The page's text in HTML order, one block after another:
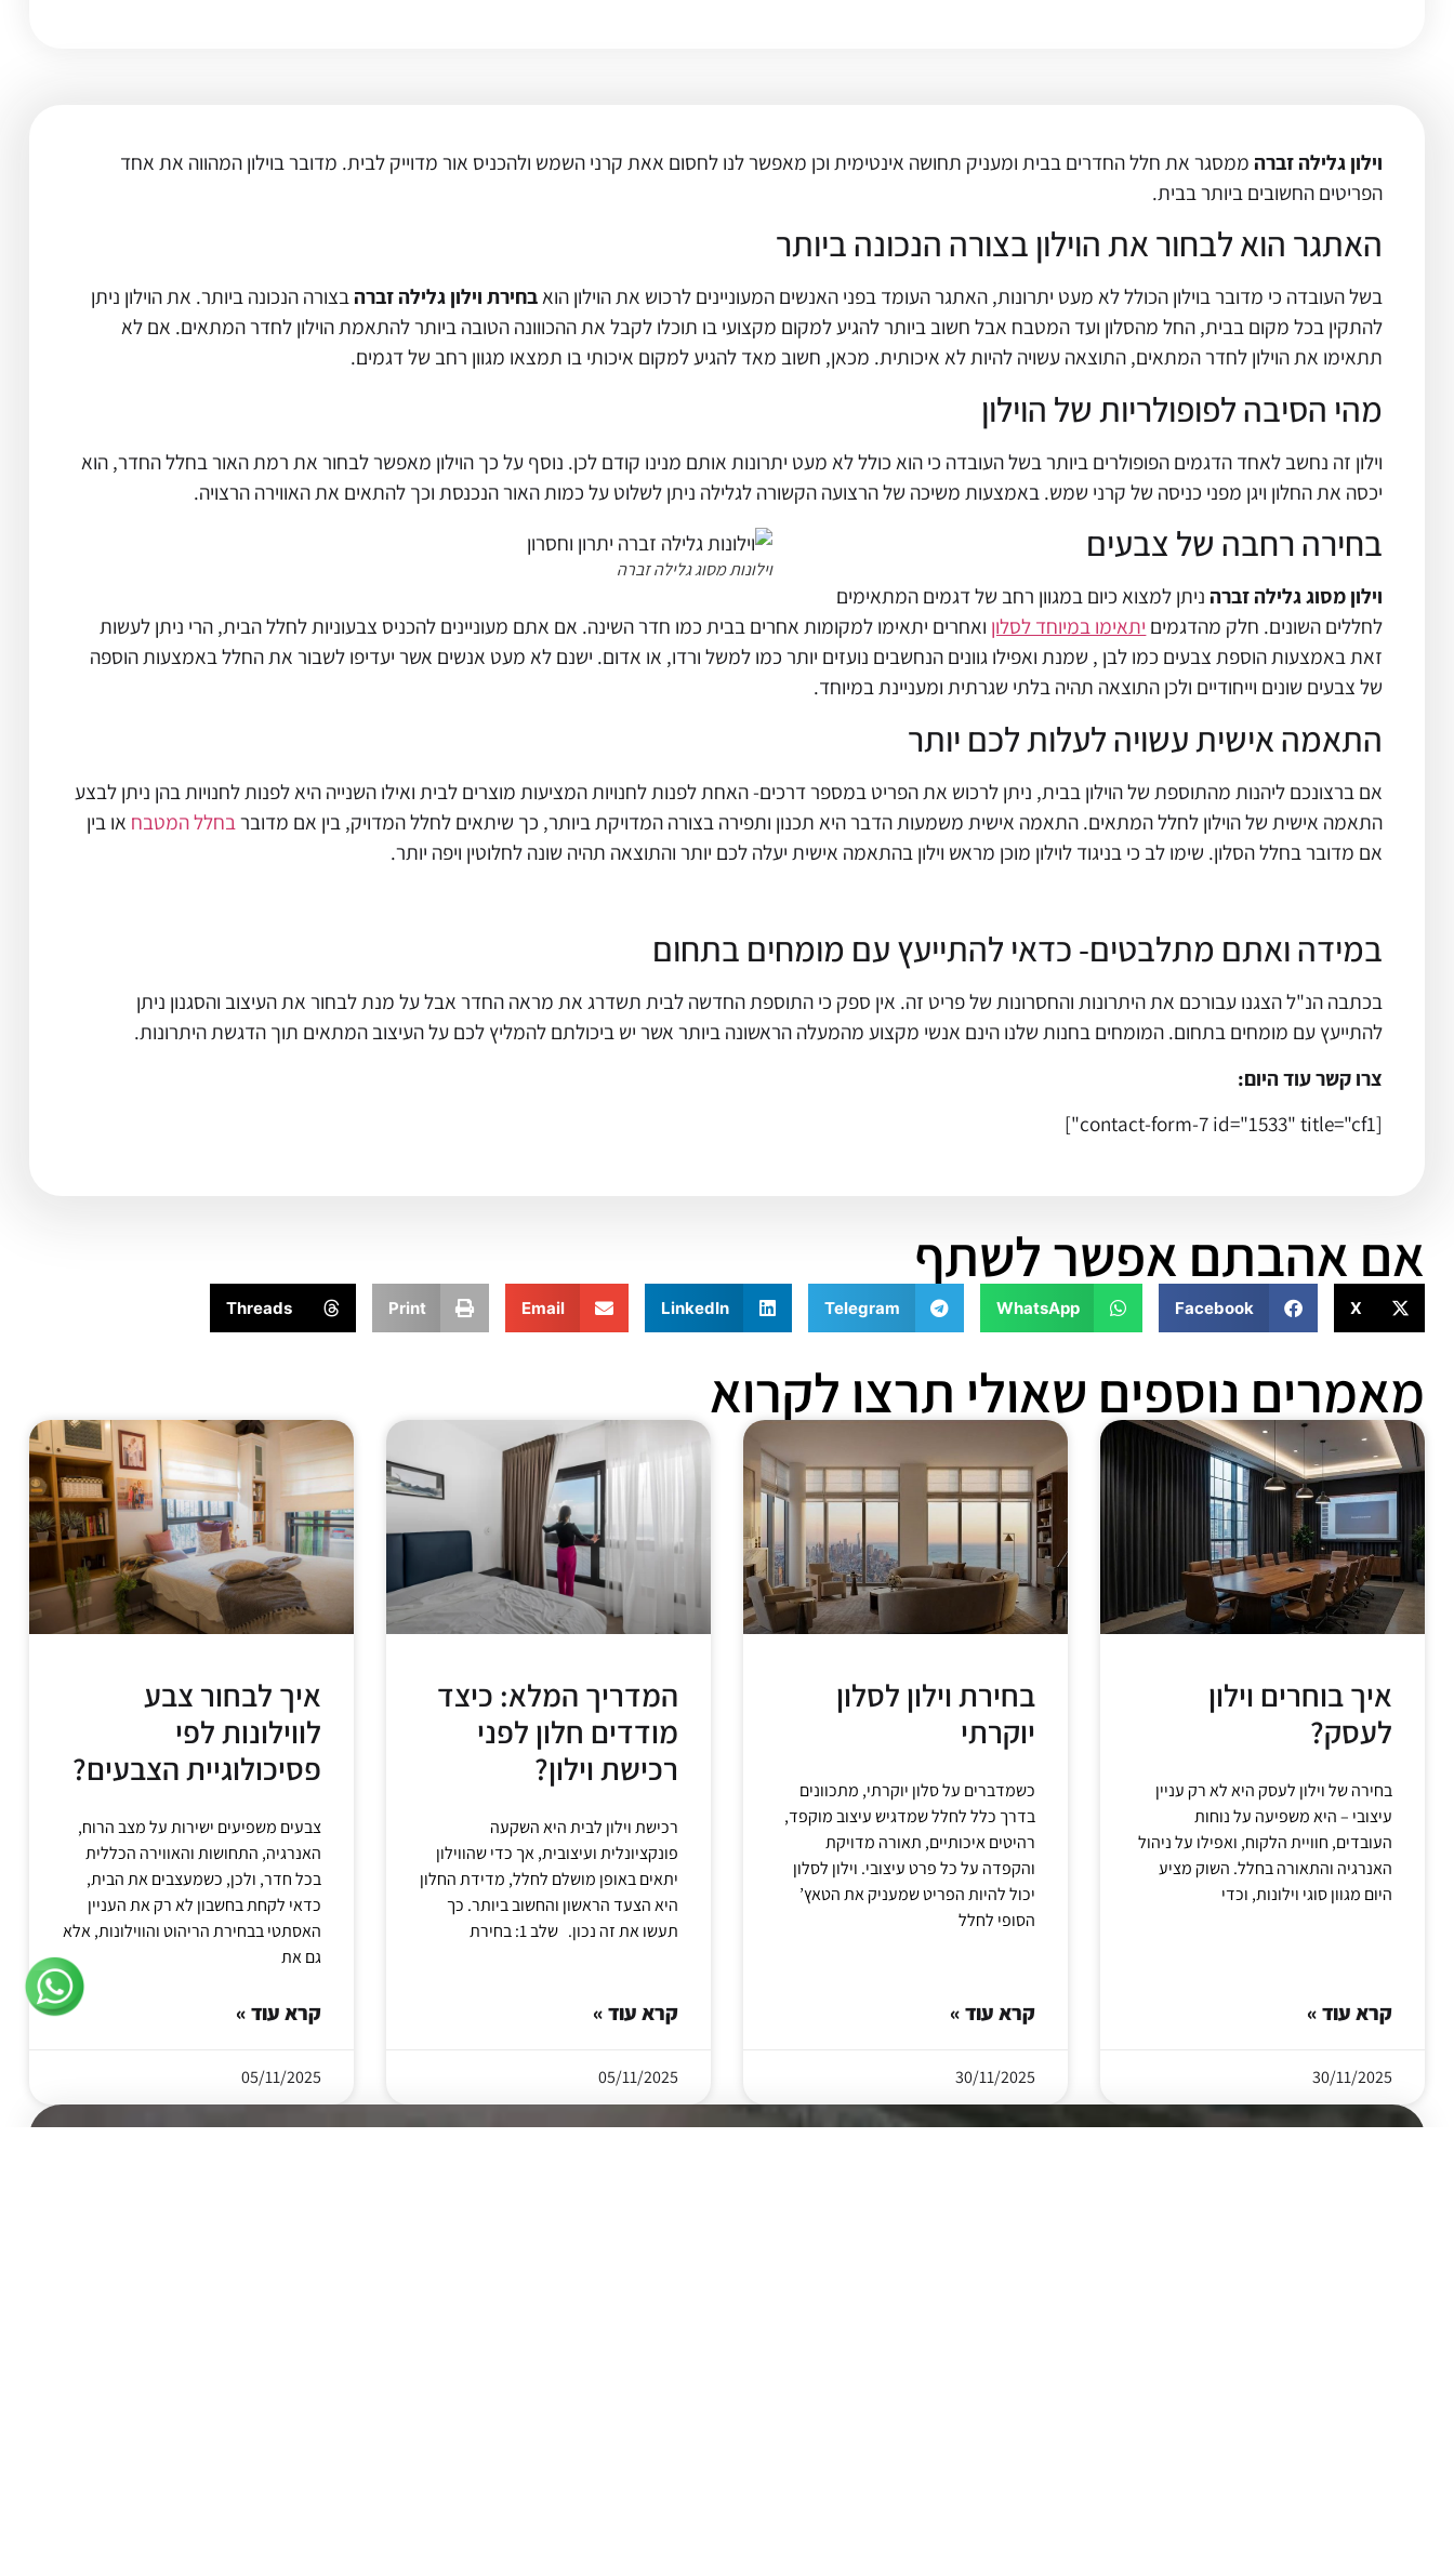
וילון גלילה זברה ממסגר את חלל החדרים בבית ומעניק תחושה אינטימית וכן מאפשר לנו לחסום אאת קרני השמש ולהכניס אור מדוייק לבית. מדובר בוילון המהווה את אחד
הפריטים החשובים ביותר בבית.
האתגר הוא לבחור את הוילון בצורה הנכונה ביותר
בשל העובדה כי מדובר בוילון הכולל לא מעט יתרונות, האתגר העומד בפני האנשים המעוניינים לרכוש את הוילון הואבחירת וילון גלילה זברהבצורה הנכונה ביותר. את הוילון ניתן
להתקין בכל מקום בבית, החל מהסלון ועד המטבח אבל חשוב ביותר להגיע למקום מקצועי בו תוכלו לקבל את ההכווונה הטובה ביותר להתאמת הוילון לחדר המתאים. אם לא
תתאימו את הוילון לחדר המתאים, התוצאה עשויה להיות לא איכותית. מכאן, חשוב מאד להגיע למקום איכותי בו תמצאו מגוון רחב של דגמים.
מהי הסיבה לפופולריות של הוילון
וילון זה נחשב לאחד הדגמים הפופולרים ביותר בשל העובדה כי הוא כולל לא מעט יתרונות אותם מנינו קודם לכן. נוסף על כך הוילון מאפשר לבחור את רמת האור בחלל החדר, הוא
יכסה את החלון ויגן מפני כניסה של קרני שמש. באמצעות משיכה של הרצועה הקשורה לגלילה ניתן לשלוט על כמות האור הנכנסת וכך להתאים את האווירה הרצויה.
וילונות מסוג גלילה זברה
בחירה רחבה של צבעים
וילון מסוג גלילה זברה ניתן למצוא כיום במגוון רחב של דגמים המתאימים
לחללים השונים. חלק מהדגמים יתאימו במיוחד לסלון ואחרים יתאימו למקומות אחרים בבית כמו חדר השינה. אם אתם מעוניינים להכניס צבעוניות לחלל הבית, הרי ניתן לעשות
זאת באמצעות הוספת צבעים כמו לבן , שמנת ואפילו גוונים הנחשבים נועזים יותר כמו למשל ורדו, או אדום. ישנם לא מעט אנשים אשר יעדיפו לשבור את החלל באמצעות הוספה
של צבעים שונים וייחודיים ולכן התוצאה תהיה בלתי שגרתית ומעניינת במיוחד.
התאמה אישית עשויה לעלות לכם יותר
אם ברצונכם ליהנות מהתוספת של הוילון בבית, ניתן לרכוש את הפריט במספר דרכים- האחת לפנות לחנויות המציעות מוצרים לבית ואילו השנייה היא לפנות לחנויות בהן ניתן לבצע
התאמה אישית של הוילון לחלל המתאים. התאמה אישית משמעות הדבר היא תכנון ותפירה בצורה המדויקת ביותר, כך שיתאים לחלל המדויק, בין אם מדוברבחלל המטבח או בין
אם מדובר בחלל הסלון. שימו לב כי בניגוד לוילון מוכן מראש וילון בהתאמה אישית יעלה לכם יותר והתוצאה תהיה שונה לחלוטין ויפה יותר.
במידה ואתם מתלבטים- כדאי להתייעץ עם מומחים בתחום
בכתבה הנ"ל הצגנו עבורכם את היתרונות והחסרונות של פריט זה. אין ספק כי התוספת החדשה לבית תשדרג את מראה החדר אבל על מנת לבחור את העיצוב והסגנון ניתן
להתייעץ עם מומחים בתחום. המומחים בחנות שלנו הינם אנשי מקצוע מהמעלה הראשונה ביותר אשר יש ביכולתם להמליץ לכם על העיצוב המתאים תוך הדגשת היתרונות.
צרו קשר עוד היום:
[contact-form-7 id="1533" title="cf1"]
אם אהבתם אפשר לשתף
X
Facebook
WhatsApp
Telegram
LinkedIn
Email
Print
Threads
מאמרים נוספים שאולי תרצו לקרוא
איך בוחרים וילון
לעסק?
בחירה של וילון לעסק היא לא רק עניין
עיצובי – היא משפיעה על נוחות
העובדים, חוויית הלקוח, ואפילו על ניהול
האנרגיה והתאורה בחלל. השוק מציע
היום מגוון סוגי וילונות, וכדי
קרא עוד »
30/11/2025
בחירת וילון לסלון
יוקרתי
כשמדברים על סלון יוקרתי, מתכוונים
בדרך כלל לחלל שמדגיש עיצוב מוקפד,
רהיטים איכותיים, תאורה מדויקת
והקפדה על כל פרט עיצובי. וילון לסלון
יכול להיות הפריט שמעניק את הטאץ’
הסופי לחלל
קרא עוד »
30/11/2025
המדריך המלא: כיצד
מודדים חלון לפני
רכישת וילון?
רכישת וילון לבית היא השקעה
פונקציונלית ועיצובית, אך כדי שהווילון
יתאים באופן מושלם לחלל, מדידת החלון
היא הצעד הראשון והחשוב ביותר. כך
תעשו את זה נכון. שלב 1: בחירת
קרא עוד »
05/11/2025
איך לבחור צבע
לווילונות לפי
פסיכולוגיית הצבעים?
צבעים משפיעים ישירות על מצב הרוח,
האנרגיה, התחושות והאווירה הכללית
בכל חדר, ולכן, כשמעצבים את הבית,
כדאי לקחת בחשבון לא רק את העניין
האסתטי בבחירת הריהוט והווילונות, אלא
גם את
קרא עוד »
05/11/2025